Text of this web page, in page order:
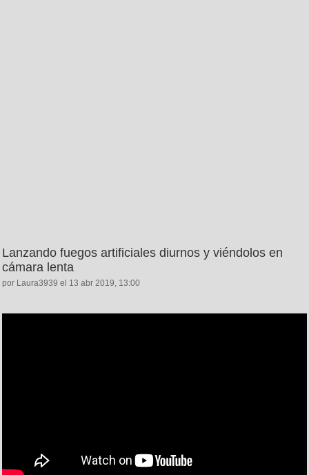
Lanzando fuegos artificiales diurnos y viéndolos en
cámara lenta
por Laura3939 el 13 abr 2019, 13:00